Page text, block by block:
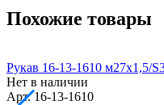
Похожие товары
Рукав 16-13-1610 м27х1,5/
Нет в наличии
Арт. 16-13-1610